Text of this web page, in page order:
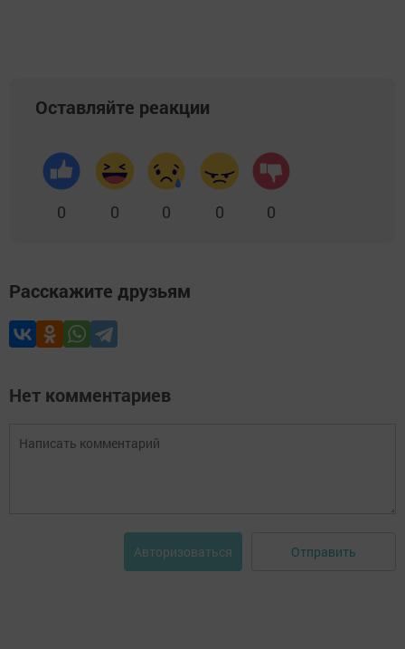
Оставляйте реакции
0 0 0 0 0
Расскажите друзьям
Нет комментариев
Авторизоваться Отправить